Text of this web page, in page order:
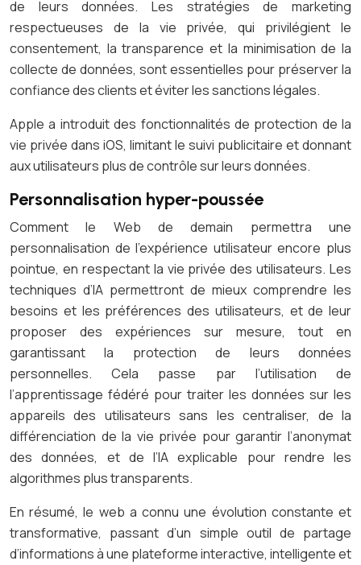
de leurs données. Les stratégies de marketing
respectueuses de la vie privée, qui privilégient le
consentement, la transparence et la minimisation de la
collecte de données, sont essentielles pour préserver la
confiance des clients et éviter les sanctions légales.
Apple a introduit des fonctionnalités de protection de la
vie privée dans iOS, limitant le suivi publicitaire et donnant
aux utilisateurs plus de contrôle sur leurs données.
Personnalisation hyper-poussée
Comment le Web de demain permettra une
personnalisation de l’expérience utilisateur encore plus
pointue, en respectant la vie privée des utilisateurs. Les
techniques d’IA permettront de mieux comprendre les
besoins et les préférences des utilisateurs, et de leur
proposer des expériences sur mesure, tout en
garantissant la protection de leurs données
personnelles. Cela passe par l’utilisation de
l’apprentissage fédéré pour traiter les données sur les
appareils des utilisateurs sans les centraliser, de la
différenciation de la vie privée pour garantir l’anonymat
des données, et de l’IA explicable pour rendre les
algorithmes plus transparents.
En résumé, le web a connu une évolution constante et
transformative, passant d’un simple outil de partage
d’informations à une plateforme interactive, intelligente et